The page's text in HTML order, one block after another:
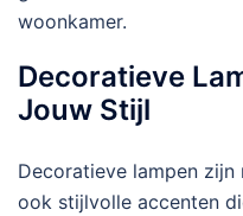
woonkamer.
Decoratieve
Jouw Stijl
Decoratieve lampen
ook stijlvolle accenten